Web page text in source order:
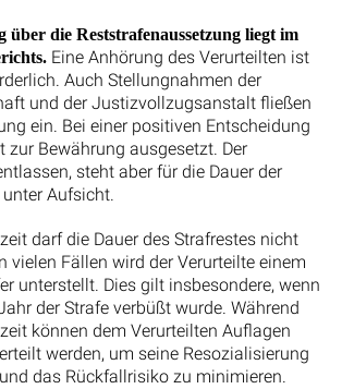
über die Reststrafenaussetzung liegt im
Eine Anhörung des Verurteilten ist
Auch Stellungnahmen der
und der Justizvollzugsanstalt fließen
ein. Bei einer positiven Entscheidung
zur Bewährung ausgesetzt. Der
steht aber für die Dauer der
Aufsicht.
darf die Dauer des Strafrestes nicht
vielen Fällen wird der Verurteilte einem
unterstellt. Dies gilt insbesondere, wenn
der Strafe verbüßt wurde. Während
können dem Verurteilten Auflagen
werden, um seine Resozialisierung
das Rückfallrisiko zu minimieren.